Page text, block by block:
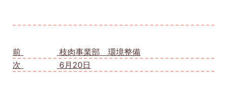
前
枝肉事業部 環境整備
次
6月20日